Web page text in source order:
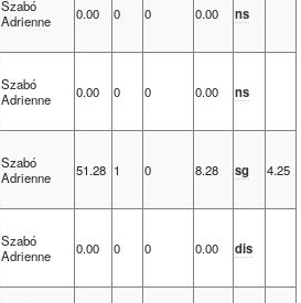
Szabó
Adrienne
0.00 0 0 0.00 ns
Szabó
Adrienne
0.00 0 0 0.00 ns
Szabó
Adrienne
51.28 1 0 8.28 sg 4.25
Szabó
Adrienne
0.00 0 0 0.00 dis